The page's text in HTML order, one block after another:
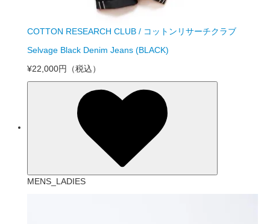
COTTON RESEARCH CLUB / コットンリサーチクラブ
Selvage Black Denim Jeans (BLACK)
¥22,000円
（税込）
MENS_LADIES